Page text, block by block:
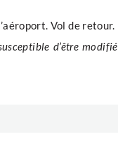
Vol de retour.
d’être